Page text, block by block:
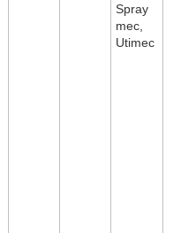
Spray
mec,
Utimec